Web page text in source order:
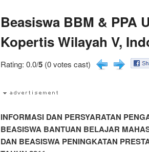
Beasiswa BBM & PPA
Kopertis Wilayah V,
Rating: 0.0/5 (0 votes cast)
INFORMASI DAN PERSYARATAN
BEASISWA BANTUAN BELAJAR
DAN BEASISWA PENINGKATAN